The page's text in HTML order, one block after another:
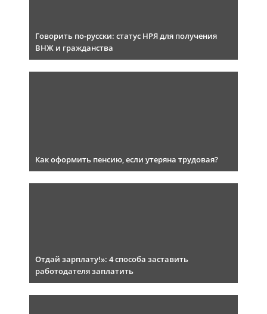
Говорить по-русски: статус НРЯ для получения
ВНЖ и гражданства
Как оформить пенсию, если утеряна трудовая?
Отдай зарплату!»: 4 способа заставить
работодателя заплатить